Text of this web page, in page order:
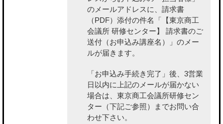
のメールアドレスに、請求書
（PDF）添付の件名「【東京商工
会議所 研修センター】 請求書のご
送付（お申込み講座名）」のメー
ルが届きます。
「お申込み手続き完了」後、3営業
日以内に上記のメールが届かない
場合は、東京商工会議所研修セン
ター（下記ご参照）までお問い合
わせ下さい。